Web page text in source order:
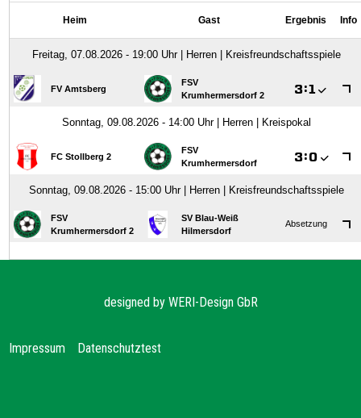
designed by WERI-Design GbR
Impressum Datenschutztest